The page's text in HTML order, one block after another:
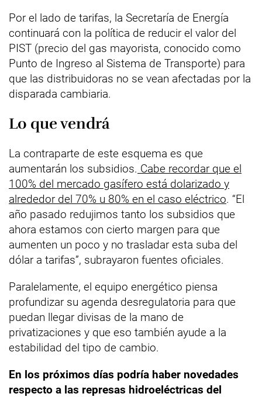
Por el lado de tarifas, la Secretaría de Energía
continuará con la política de reducir el valor del
PIST (precio del gas mayorista, conocido como
Punto de Ingreso al Sistema de Transporte) para
que las distribuidoras no se vean afectadas por la
disparada cambiaria.
Lo que vendrá
La contraparte de este esquema es que
aumentarán los subsidios. Cabe recordar que el
100% del mercado gasífero está dolarizado y
alrededor del 70% u 80% en el caso eléctrico. “El
año pasado redujimos tanto los subsidios que
ahora estamos con cierto margen para que
aumenten un poco y no trasladar esta suba del
dólar a tarifas”, subrayaron fuentes oficiales.
Paralelamente, el equipo energético piensa
profundizar su agenda desregulatoria para que
puedan llegar divisas de la mano de
privatizaciones y que eso también ayude a la
estabilidad del tipo de cambio.
En los próximos días podría haber novedades
respecto a las represas hidroeléctricas del